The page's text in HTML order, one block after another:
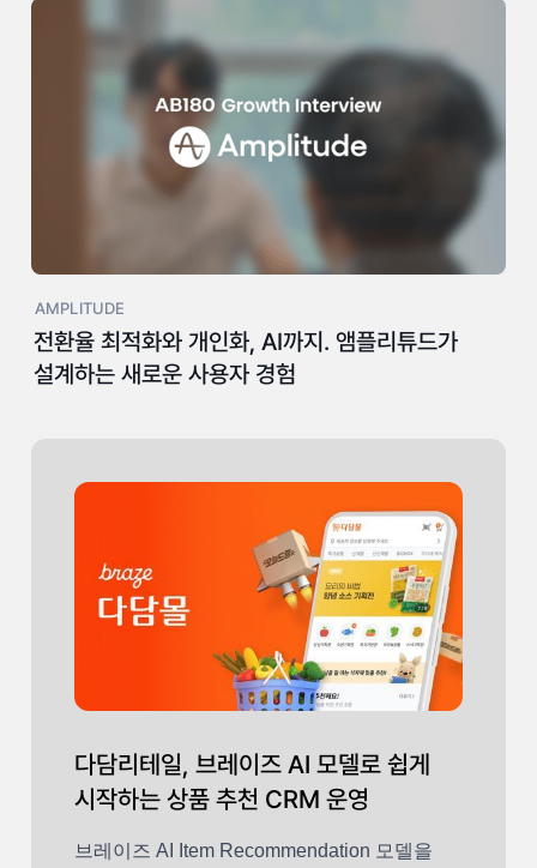
AMPLITUDE
전환율 최적화와 개인화, AI까지. 앰플리튜드가
설계하는 새로운 사용자 경험
다담리테일, 브레이즈 AI 모델로 쉽게
시작하는 상품 추천 CRM 운영
브레이즈 AI Item Recommendation 모델을